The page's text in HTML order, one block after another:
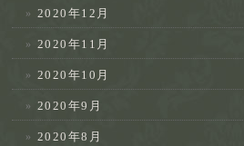
2020年12月
2020年11月
2020年10月
2020年9月
2020年8月